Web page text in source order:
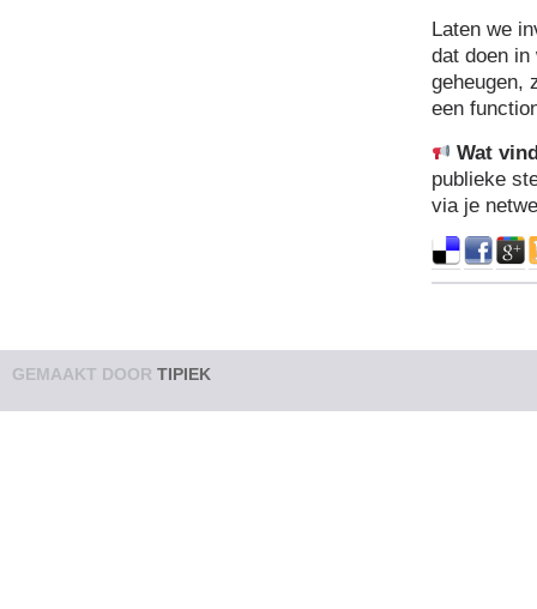
Laten we
dat doen in
geheugen,
een
Wat
publieke
via je
GEMAAKT DOOR TIPIEK